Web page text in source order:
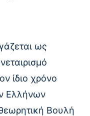
ως
ίδιο χρόνο
Ελλήνων
Βουλή